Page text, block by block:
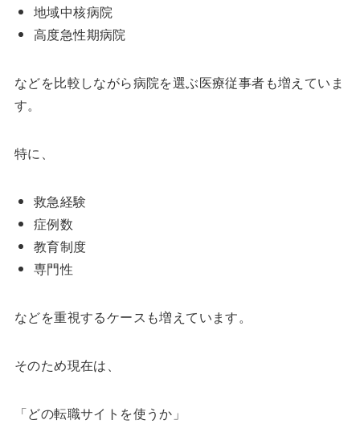
地域中核病院
高度急性期病院
などを比較しながら病院を選ぶ医療従事者も増えていま
す。
特に、
救急経験
症例数
教育制度
専門性
などを重視するケースも増えています。
そのため現在は、
「どの転職サイトを使うか」